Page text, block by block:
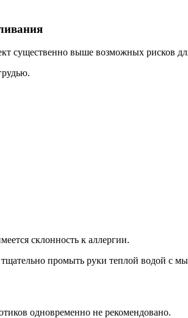
существенно выше возможных рисков
склонность к аллергии.
тщательно промыть руки теплой водой с
одновременно не рекомендовано.